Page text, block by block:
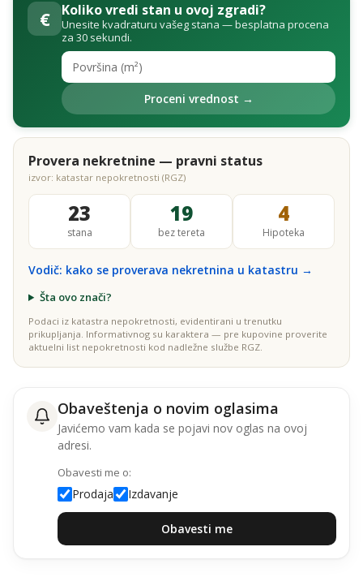
€ Koliko vredi stan u ovoj zgradi?
Unesite kvadraturu vašeg stana — besplatna procena
za 30 sekundi.
Proceni vrednost →
Provera nekretnine — pravni status
izvor: katastar nepokretnosti (RGZ)
23
stana
19
bez tereta
4
Hipoteka
Vodič: kako se proverava nekretnina u katastru →
Šta ovo znači?
Podaci iz katastra nepokretnosti, evidentirani u trenutku
prikupljanja. Informativnog su karaktera — pre kupovine proverite
aktuelni list nepokretnosti kod nadležne službe RGZ.
Obaveštenja o novim oglasima
Javićemo vam kada se pojavi nov oglas na ovoj
adresi.
Obavesti me o:
Prodaja Izdavanje
Obavesti me